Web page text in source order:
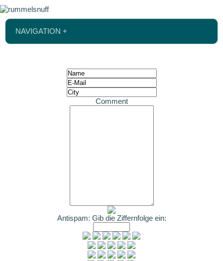
NAVIGATION +
Comment
Antispam: Gib die Ziffernfolge ein: